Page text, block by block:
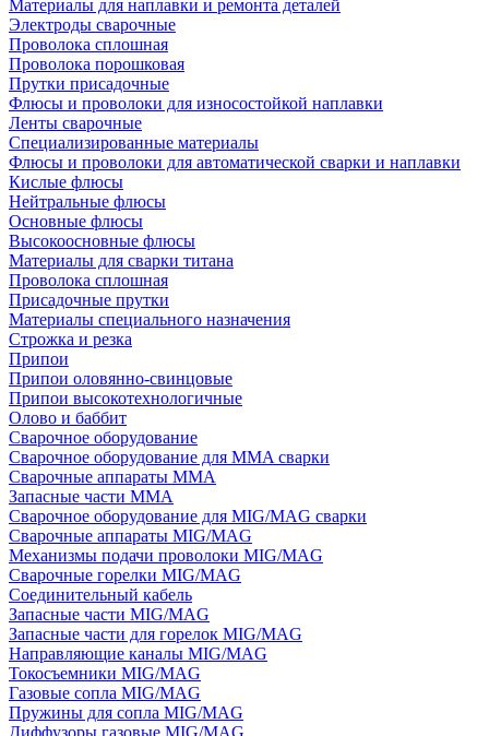
Материалы для наплавки и ремонта деталей
Электроды сварочные
Проволока сплошная
Проволока порошковая
Прутки присадочные
Флюсы и проволоки для износостойкой наплавки
Ленты сварочные
Специализированные материалы
Флюсы и проволоки для автоматической сварки и наплавки
Кислые флюсы
Нейтральные флюсы
Основные флюсы
Высокоосновные флюсы
Материалы для сварки титана
Проволока сплошная
Присадочные прутки
Материалы специального назначения
Строжка и резка
Припои
Припои оловянно-свинцовые
Припои высокотехнологичные
Олово и баббит
Сварочное оборудование
Сварочное оборудование для MMA сварки
Сварочные аппараты MMA
Запасные части MMA
Сварочное оборудование для MIG/MAG сварки
Сварочные аппараты MIG/MAG
Механизмы подачи проволоки MIG/MAG
Сварочные горелки MIG/MAG
Соединительный кабель
Запасные части MIG/MAG
Запасные части для горелок MIG/MAG
Направляющие каналы MIG/MAG
Токосъемники MIG/MAG
Газовые сопла MIG/MAG
Пружины для сопла MIG/MAG
Диффузоры газовые MIG/MAG